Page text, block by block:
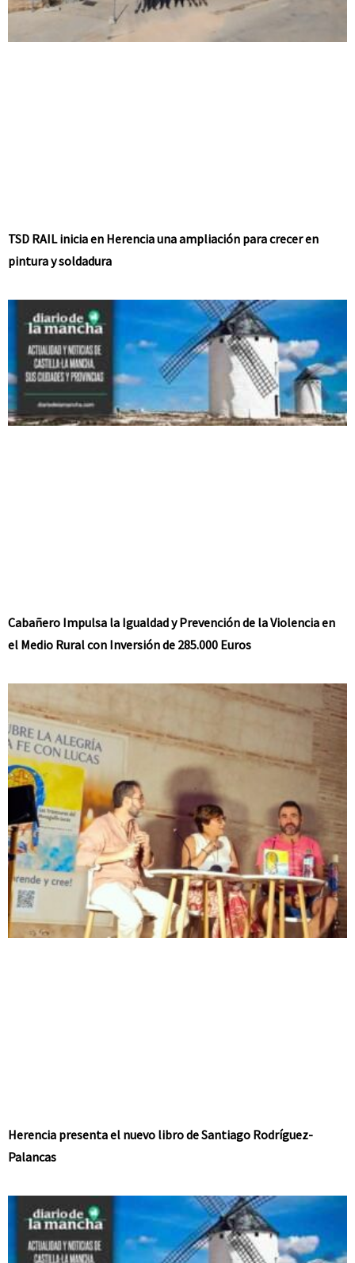
TSD RAIL inicia en Herencia una ampliación para crecer en
pintura y soldadura
Cabañero Impulsa la Igualdad y Prevención de la Violencia en
el Medio Rural con Inversión de 285.000 Euros
Herencia presenta el nuevo libro de Santiago Rodríguez-
Palancas